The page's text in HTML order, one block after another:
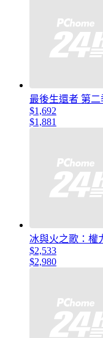
最後生還者 第
$1,692
$1,881
冰與火之歌：權
$2,533
$2,980